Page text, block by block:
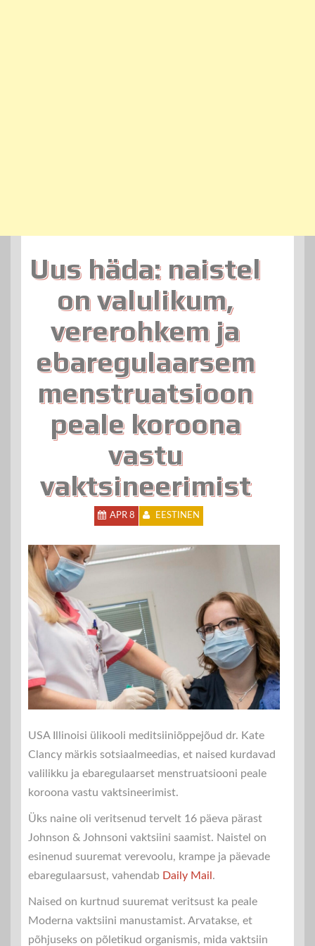
Uus häda: naistel
on valulikum,
vererohkem ja
ebaregulaarsem
menstruatsioon
peale koroona
vastu
vaktsineerimist
APR 8 EESTINEN
USA Illinoisi ülikooli meditsiiniõppejõud dr. Kate
Clancy märkis sotsiaalmeedias, et naised kurdavad
valilikku ja ebaregulaarset menstruatsiooni peale
koroona vastu vaktsineerimist.
Üks naine oli veritsenud tervelt 16 päeva pärast
Johnson & Johnsoni vaktsiini saamist. Naistel on
esinenud suuremat verevoolu, krampe ja päevade
ebaregulaarsust, vahendab Daily Mail.
Naised on kurtnud suuremat veritsust ka peale
Moderna vaktsiini manustamist. Arvatakse, et
põhjuseks on põletikud organismis, mida vaktsiin